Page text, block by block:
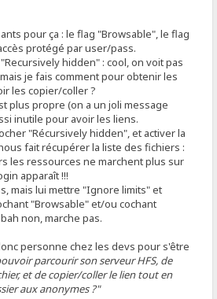
pour ça : le flag "Browsable", le flag
protégé par user/pass.
hidden" : cool, on voit pas
je fais comment pour obtenir les
les copier/coller ?
plus propre (on a un joli message
inutile pour avoir les liens.
"Récursively hidden", et activer la
fait récupérer la liste des fichiers :
les ressources ne marchent plus sur
apparaît !!!
mais lui mettre "Ignore limits" et
"Browsable" et/ou cochant
non, marche pas.
personne chez les devs pour s'être
parcourir son serveur HFS, de
et de copier/coller le lien tout en
aux anonymes ?"